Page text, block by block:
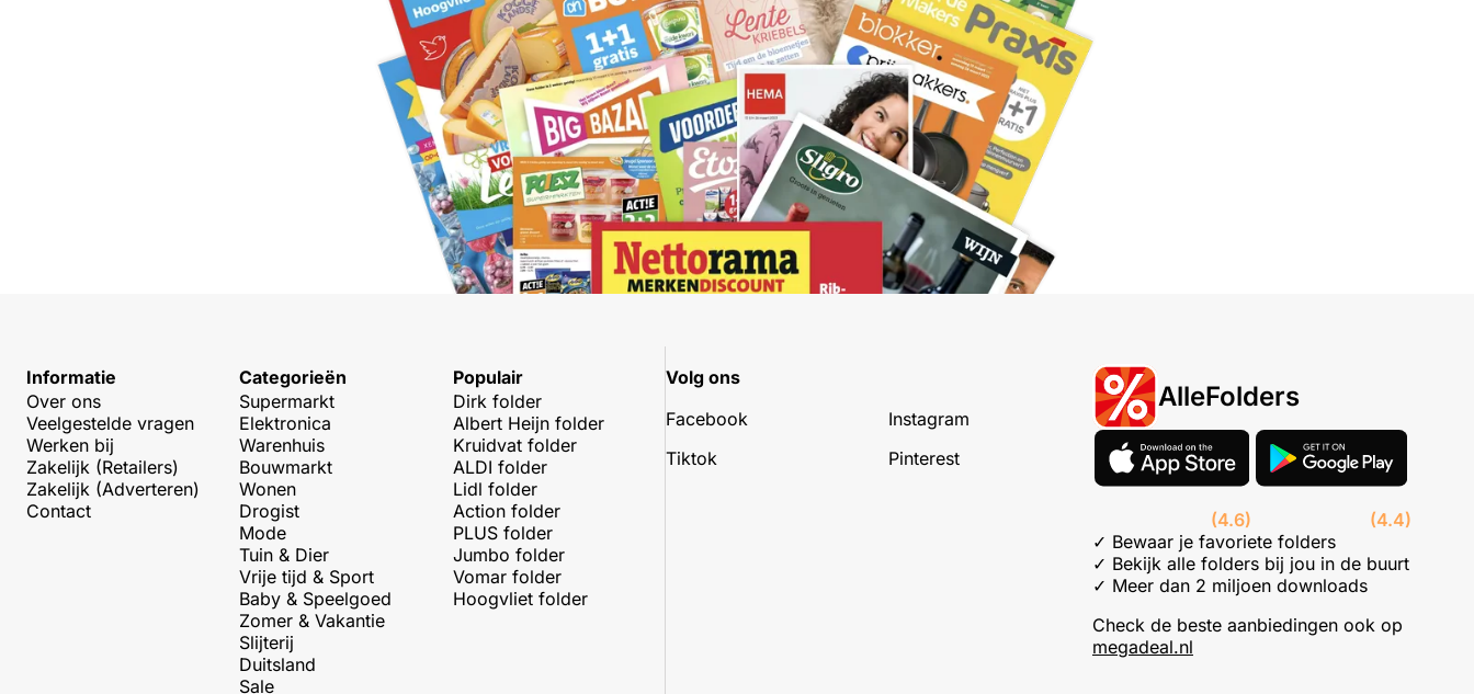
Informatie
Over ons
Veelgestelde vragen
Werken bij
Zakelijk (Retailers)
Zakelijk (Adverteren)
Contact
Categorieën
Supermarkt
Elektronica
Warenhuis
Bouwmarkt
Wonen
Drogist
Mode
Tuin & Dier
Vrije tijd & Sport
Baby & Speelgoed
Zomer & Vakantie
Slijterij
Duitsland
Sale
Populair
Dirk folder
Albert Heijn folder
Kruidvat folder
ALDI folder
Lidl folder
Action folder
PLUS folder
Jumbo folder
Vomar folder
Hoogvliet folder
Volg ons
Facebook
Instagram
Tiktok
Pinterest
AlleFolders
(4.6)
(4.4)
✓ Bewaar je favoriete folders
✓ Bekijk alle folders bij jou in de buurt
✓ Meer dan 2 miljoen downloads
Check de beste aanbiedingen ook op
megadeal.nl